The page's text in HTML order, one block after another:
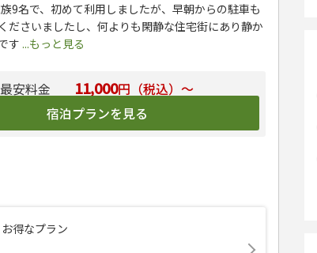
9名で、初めて利用しましたが、早朝からの駐車も
ださいましたし、何よりも閑静な住宅街にあり静か
す ...もっと見る
11,000円（税込）～
宿泊プランを見る
得なプラン